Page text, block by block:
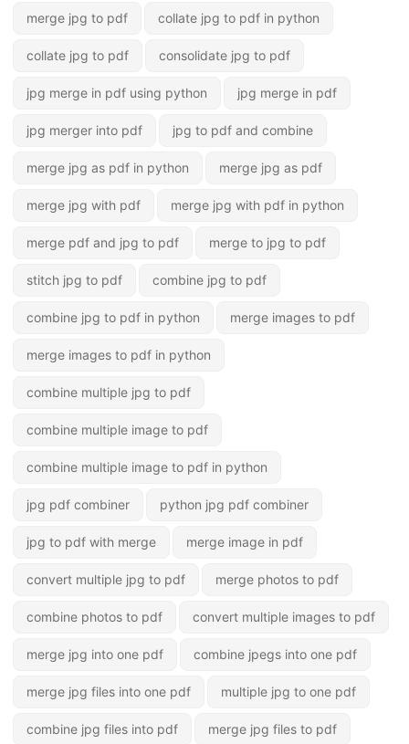
merge jpg to pdf collate jpg to pdf in python
collate jpg to pdf consolidate jpg to pdf
jpg merge in pdf using python jpg merge in pdf
jpg merger into pdf jpg to pdf and combine
merge jpg as pdf in python merge jpg as pdf
merge jpg with pdf merge jpg with pdf in python
merge pdf and jpg to pdf merge to jpg to pdf
stitch jpg to pdf combine jpg to pdf
combine jpg to pdf in python merge images to pdf
merge images to pdf in python
combine multiple jpg to pdf
combine multiple image to pdf
combine multiple image to pdf in python
jpg pdf combiner python jpg pdf combiner
jpg to pdf with merge merge image in pdf
convert multiple jpg to pdf merge photos to pdf
combine photos to pdf convert multiple images to pdf
merge jpg into one pdf combine jpegs into one pdf
merge jpg files into one pdf multiple jpg to one pdf
combine jpg files into pdf merge jpg files to pdf